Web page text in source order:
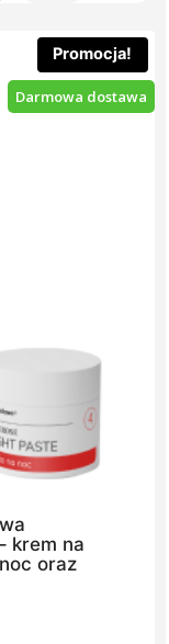
Promocja!
Darmowa dostawa
krem na
oraz